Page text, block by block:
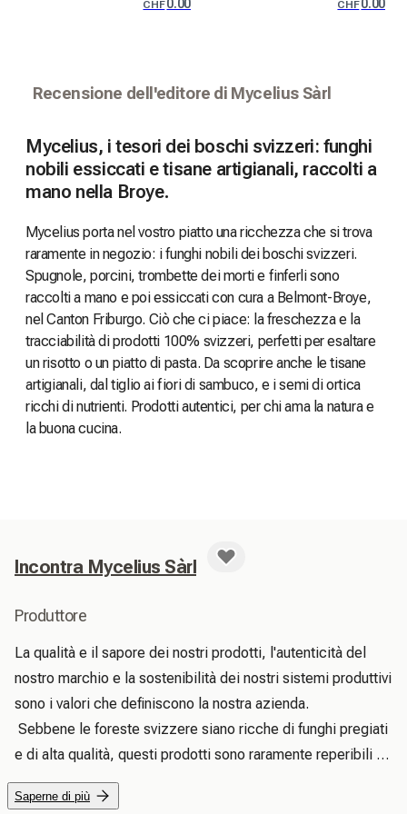
CHF0.00 CHF0.00
Recensione dell'editore di Mycelius Sàrl
Mycelius, i tesori dei boschi svizzeri: funghi
nobili essiccati e tisane artigianali, raccolti a
mano nella Broye.
Mycelius porta nel vostro piatto una ricchezza che si trova
raramente in negozio: i funghi nobili dei boschi svizzeri.
Spugnole, porcini, trombette dei morti e finferli sono
raccolti a mano e poi essiccati con cura a Belmont-Broye,
nel Canton Friburgo. Ciò che ci piace: la freschezza e la
tracciabilità di prodotti 100% svizzeri, perfetti per esaltare
un risotto o un piatto di pasta. Da scoprire anche le tisane
artigianali, dal tiglio ai fiori di sambuco, e i semi di ortica
ricchi di nutrienti. Prodotti autentici, per chi ama la natura e
la buona cucina.
Incontra Mycelius Sàrl
Produttore
La qualità e il sapore dei nostri prodotti, l'autenticità del
nostro marchio e la sostenibilità dei nostri sistemi produttivi
sono i valori che definiscono la nostra azienda.
Sebbene le foreste svizzere siano ricche di funghi pregiati
e di alta qualità, questi prodotti sono raramente reperibili
nei negozi al dettaglio.
La nostra missione è riportare questa ricchezza nella
Saperne di più